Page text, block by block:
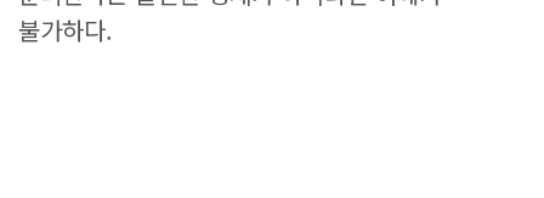
불가하다.